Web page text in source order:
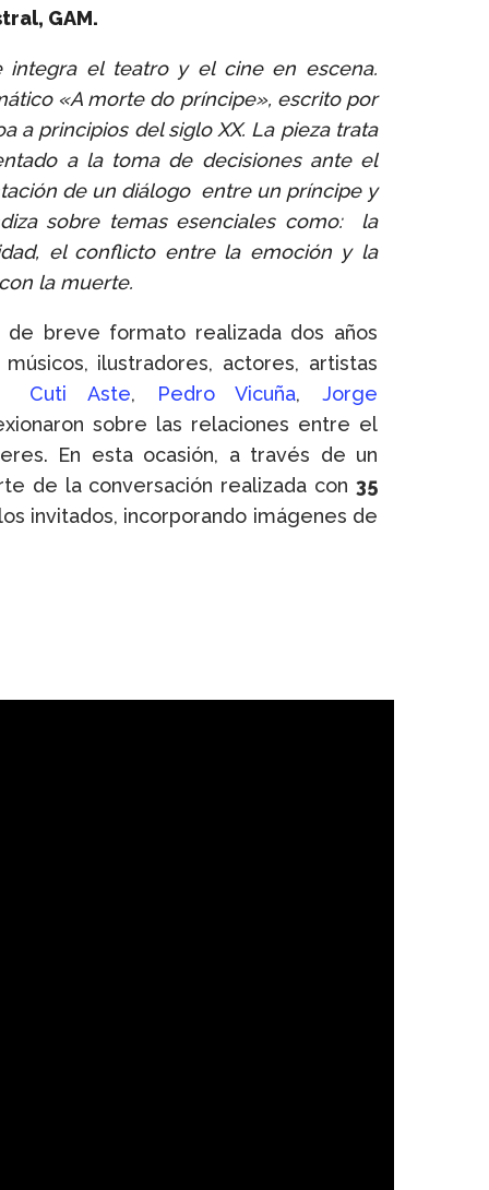
GAM.
el teatro y el cine en escena.
«A morte do príncipe», escrito por
a principios del siglo XX. La pieza trata
a la toma de decisiones ante el
de un diálogo entre un príncipe y
sobre temas esenciales como: la
el conflicto entre la emoción y la
la muerte.
breve formato realizada dos años
ilustradores, actores, artistas
Cuti Aste, Pedro Vicuña,Jorge
sobre las relaciones entre el
En esta ocasión, a través de un
de la conversación realizada con 35
invitados, incorporando imágenes de